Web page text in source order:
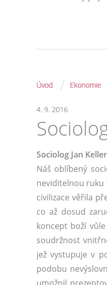
Úvod / Ekonomie
4. 9. 2016
Sociolog Jan
Náš oblíbený
neviditelnou ruku
civilizace věřila
co až dosud
koncept boží
soudržnost
jež vystupuje v
podobu